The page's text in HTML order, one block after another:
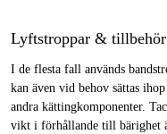
Lyftstroppar & tillbehör
I de flesta fall används
kan även vid behov sättas
andra kättingkomponenter.
vikt i förhållande till bärighet